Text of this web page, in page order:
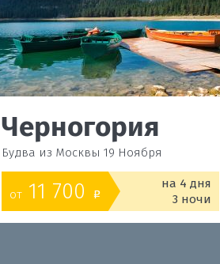
Черногория
Будва из Москвы 19 Ноября
от 11 700 o
на 4 дня
3 ночи